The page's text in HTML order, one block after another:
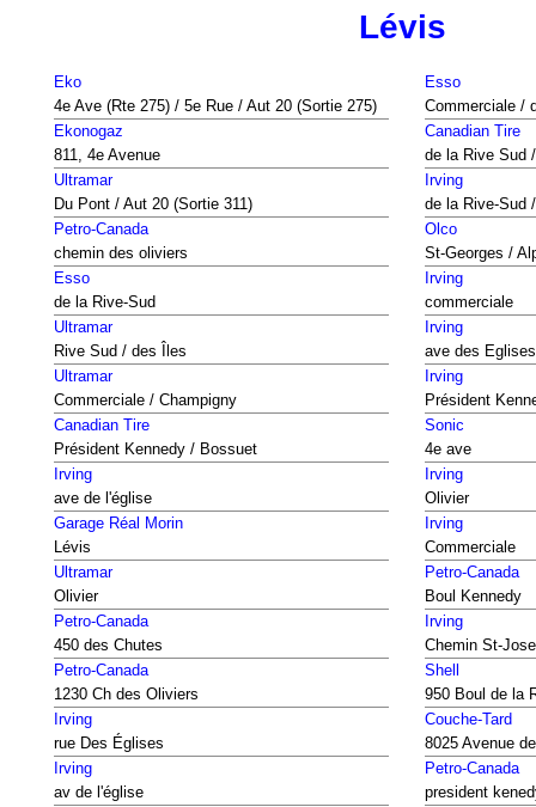
Lévis
Eko
4e Ave (Rte 275) / 5e Rue / Aut 20 (Sortie 275)
Esso
Commerciale /
Ekonogaz
811, 4e Avenue
Canadian Tire
de la Rive Sud
Ultramar
Du Pont / Aut 20 (Sortie 311)
Irving
de la Rive-Sud
Petro-Canada
chemin des oliviers
Olco
St-Georges /
Esso
de la Rive-Sud
Irving
commerciale
Ultramar
Rive Sud / des Îles
Irving
ave des Eglises
Ultramar
Commerciale / Champigny
Irving
Président
Canadian Tire
Président Kennedy / Bossuet
Sonic
4e ave
Irving
ave de l'église
Irving
Olivier
Garage Réal Morin
Lévis
Irving
Commerciale
Ultramar
Olivier
Petro-Canada
Boul Kennedy
Petro-Canada
450 des Chutes
Irving
Chemin St-
Petro-Canada
1230 Ch des Oliviers
Shell
950 Boul de la
Irving
rue Des Églises
Couche-Tard
8025 Avenue
Irving
av de l'église
Petro-Canada
president